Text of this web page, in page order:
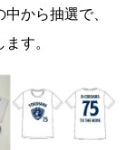
から抽選で、
す。